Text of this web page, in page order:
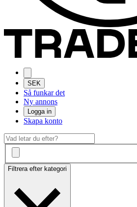
SEK
Så funkar det
Ny annons
Logga in
Skapa konto
Filtrera efter kategori